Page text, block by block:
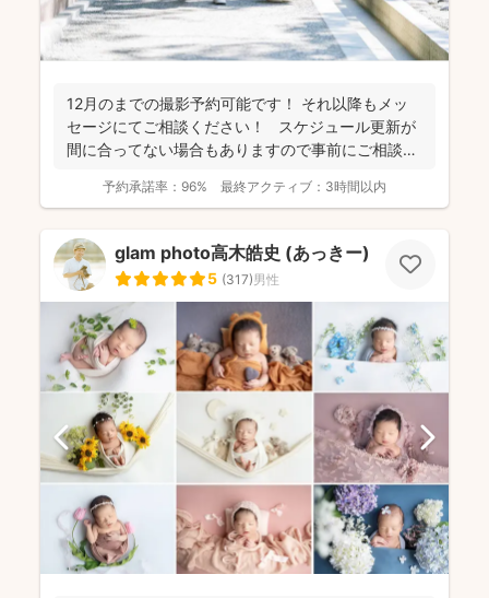
12月のまでの撮影予約可能です！ それ以降もメッ
セージにてご相談ください！ スケジュール更新が
間に合ってない場合もありますので事前にご相談く
予約承諾率： 96% 最終アクティブ： 3時間以内
glam photo高木皓史 (あっきー)
5 (317)男性